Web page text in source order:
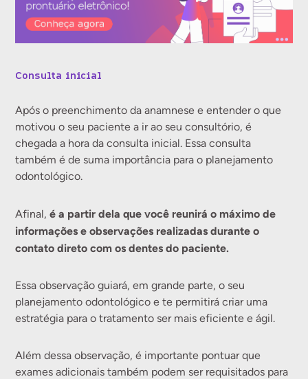
Consulta inicial
Após o preenchimento da anamnese e entender o que
motivou o seu paciente a ir ao seu consultório, é
chegada a hora da consulta inicial. Essa consulta
também é de suma importância para o planejamento
odontológico.
Afinal,é a partir dela que você reunirá o máximo de
informações e observações realizadas durante o
contato direto com os dentes do paciente.
Essa observação guiará, em grande parte, o seu
planejamento odontológico e te permitirá criar uma
estratégia para o tratamento ser mais eficiente e ágil.
Além dessa observação, é importante pontuar que
exames adicionais também podem ser requisitados para